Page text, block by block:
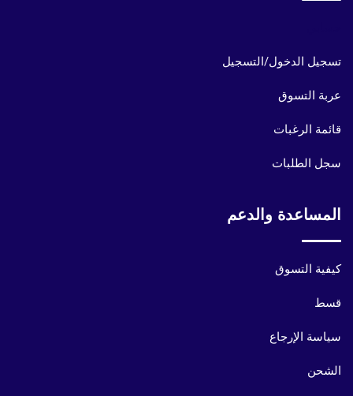
تسجيل الدخول/التسجيل
عربة التسوق
قائمة الرغبات
سجل الطلبات
المساعدة والدعم
كيفية التسوق
قسط
سياسة الإرجاع
الشحن